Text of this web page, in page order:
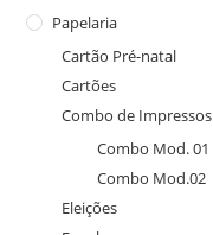
Papelaria
Cartão Pré-natal
Cartões
Combo de Impressos
Combo Mod. 01
Combo Mod.02
Eleições